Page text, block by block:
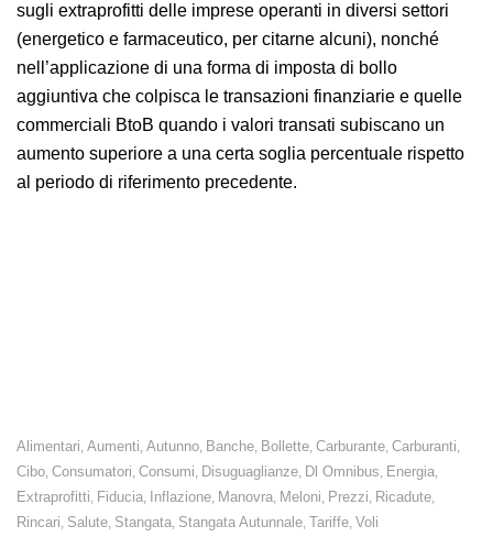
sugli extraprofitti delle imprese operanti in diversi settori
(energetico e farmaceutico, per citarne alcuni), nonché
nell’applicazione di una forma di imposta di bollo
aggiuntiva che colpisca le transazioni finanziarie e quelle
commerciali BtoB quando i valori transati subiscano un
aumento superiore a una certa soglia percentuale rispetto
al periodo di riferimento precedente.
Alimentari, Aumenti, Autunno, Banche, Bollette, Carburante, Carburanti,
Cibo, Consumatori, Consumi, Disuguaglianze, Dl Omnibus, Energia,
Extraprofitti, Fiducia, Inflazione, Manovra, Meloni, Prezzi, Ricadute,
Rincari, Salute, Stangata, Stangata Autunnale, Tariffe, Voli